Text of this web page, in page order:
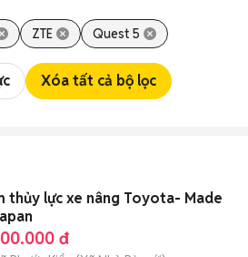
ZTE Quest 5
Xóa tất cả bộ lọc
thủy lực xe nâng Toyota- Made
đ